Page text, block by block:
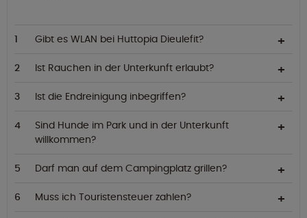
Gibt es WLAN bei Huttopia Dieulefit?
Ist Rauchen in der Unterkunft erlaubt?
Ist die Endreinigung inbegriffen?
Sind Hunde im Park und in der Unterkunft
willkommen?
Darf man auf dem Campingplatz grillen?
Muss ich Touristensteuer zahlen?